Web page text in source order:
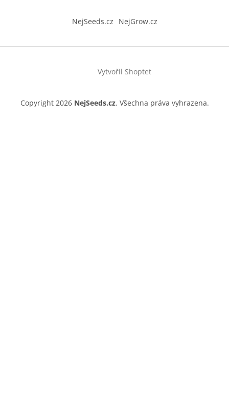
NejSeeds.cz NejGrow.cz
Vytvořil Shoptet
Copyright 2026 NejSeeds.cz. Všechna práva vyhrazena.